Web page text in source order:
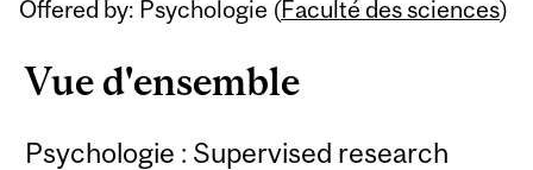
Offered by: Psychologie (Faculté des sciences)
Vue d'ensemble
Psychologie : Supervised research